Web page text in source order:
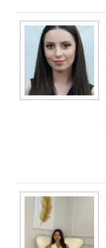
Vrancea